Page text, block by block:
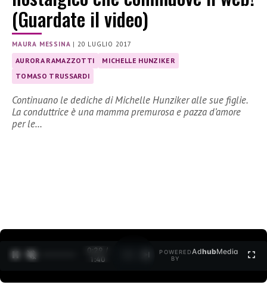
(Guardate il video)
MAURA MESSINA | 20 LUGLIO 2017
AURORA RAMAZZOTTI
MICHELLE HUNZIKER
TOMASO TRUSSARDI
Continuano le dediche di Michelle Hunziker alle sue figlie.
La conduttrice è una mamma premurosa e pazza d’amore
per le…
0:30 /
1:40
POWERED
BY
AdhubMedia